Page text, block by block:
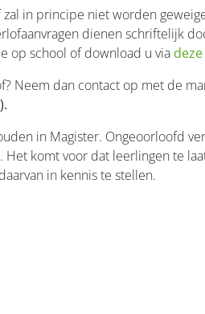
in principe niet worden
dienen schriftelijk
op school of download u via
Neem dan contact op met de
in Magister. Ongeoorloofd
Het komt voor dat leerlingen te
in kennis te stellen.